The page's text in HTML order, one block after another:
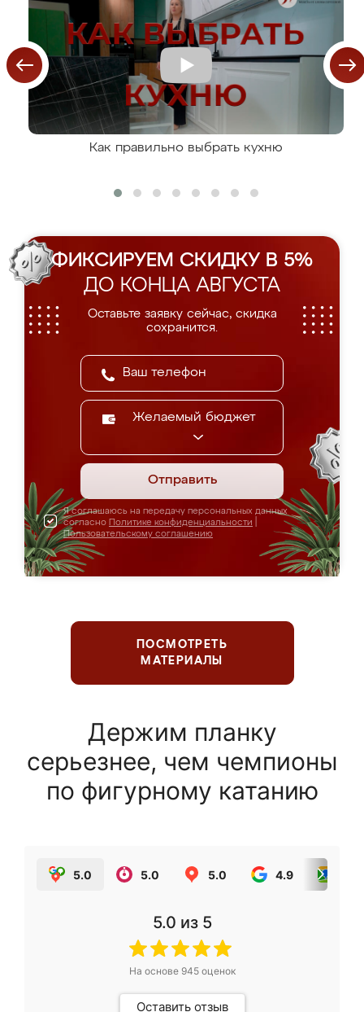
Как правильно выбрать кухню
ФИКСИРУЕМ СКИДКУ В 5%
ДО КОНЦА АВГУСТА
Оставьте заявку сейчас, скидка
сохранится.
Желаемый бюджет
Отправить
Я соглашаюсь на передачу персональных данных
согласно Политике конфиденциальности
Пользовательскому соглашению
ПОСМОТРЕТЬ
МАТЕРИАЛЫ
Держим планку
серьезнее, чем чемпионы
по фигурному катанию
5.0 5.0 5.0 4.9
5.0 из 5
На основе 945оценок
Оставить отзыв